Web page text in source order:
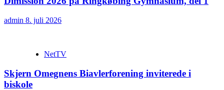
admin 8. juli 2026
NetTV
Skjern Omegnens Biavlerforening inviterede i
biskole